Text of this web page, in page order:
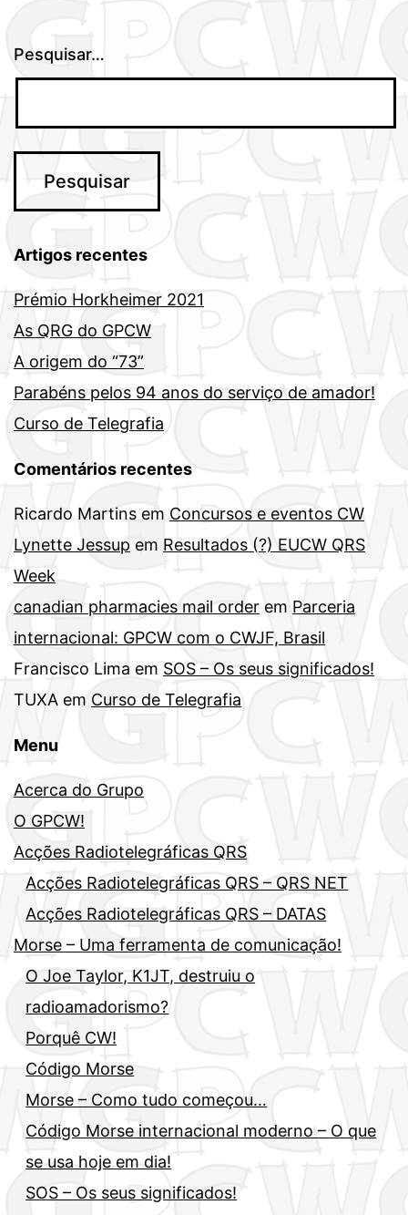
Pesquisar…
Artigos recentes
Prémio Horkheimer 2021
As QRG do GPCW
A origem do “73”
Parabéns pelos 94 anos do serviço de amador!
Curso de Telegrafia
Comentários recentes
Ricardo Martins em Concursos e eventos CW
Lynette Jessup em Resultados (?) EUCW QRS
Week
canadian pharmacies mail order em Parceria
internacional: GPCW com o CWJF, Brasil
Francisco Lima em SOS – Os seus significados!
TUXA em Curso de Telegrafia
Menu
Acerca do Grupo
O GPCW!
Acções Radiotelegráficas QRS
Acções Radiotelegráficas QRS – QRS NET
Acções Radiotelegráficas QRS – DATAS
Morse – Uma ferramenta de comunicação!
O Joe Taylor, K1JT, destruiu o
radioamadorismo?
Porquê CW!
Código Morse
Morse – Como tudo começou…
Código Morse internacional moderno – O que
se usa hoje em dia!
SOS – Os seus significados!